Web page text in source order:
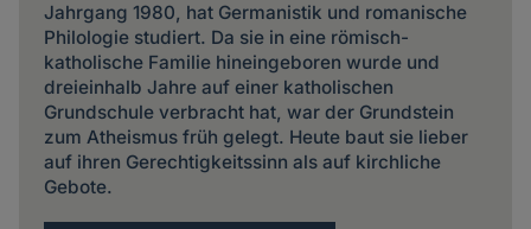
Jahrgang 1980, hat Germanistik und romanische
Philologie studiert. Da sie in eine römisch-
katholische Familie hineingeboren wurde und
dreieinhalb Jahre auf einer katholischen
Grundschule verbracht hat, war der Grundstein
zum Atheismus früh gelegt. Heute baut sie lieber
auf ihren Gerechtigkeitssinn als auf kirchliche
Gebote.